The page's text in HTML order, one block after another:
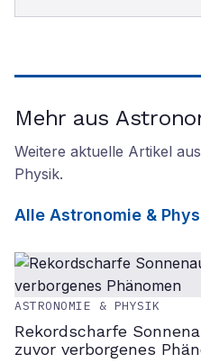
Mehr aus
Weitere aktuelle Artikel
Physik.
Alle Astronomie &
ASTRONOMIE & PHYSIK
Rekordscharfe
zuvor verborgenes